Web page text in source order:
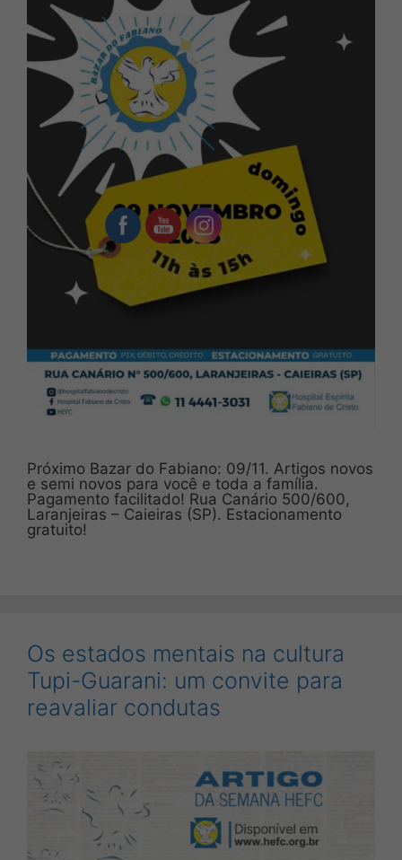
Próximo Bazar do Fabiano: 09/11. Artigos novos
e semi novos para você e toda a família.
Pagamento facilitado! Rua Canário 500/600,
Laranjeiras – Caieiras (SP). Estacionamento
gratuito!
Os estados mentais na cultura
Tupi-Guarani: um convite para
reavaliar condutas